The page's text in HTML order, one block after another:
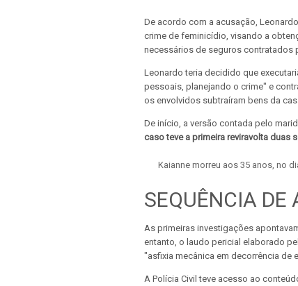
De acordo com a acusação,
crime de feminicídio, visando a
necessários de seguros contratados
Leonardo teria decidido que
pessoais, planejando o crime" e
os envolvidos subtraíram bens da
De início, a versão contada pelo
caso teve a primeira reviravolta duas
Kaianne morreu aos 35 anos, no
SEQUÊNCIA DE
As primeiras investigações
entanto, o laudo pericial elaborado
"asfixia mecânica em decorrência de
A Polícia Civil teve acesso ao